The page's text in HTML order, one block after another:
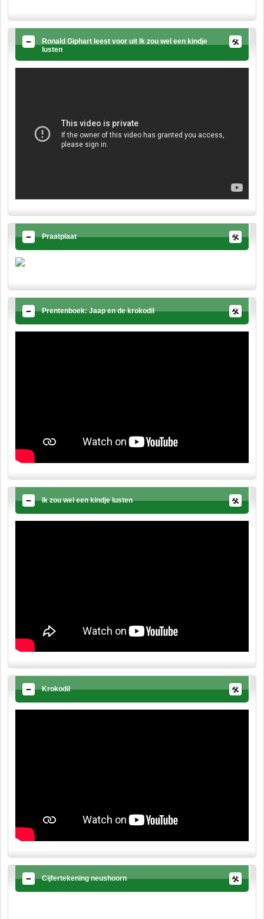
Ronald Giphart leest voor uit Ik zou wel een kindje
lusten
Praatplaat
Prentenboek: Jaap en de krokodil
Ik zou wel een kindje lusten
Krokodil
Cijfertekening neushoorn